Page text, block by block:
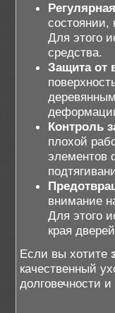
состоянии,
Для этого
средства.
Защита от
Контроль
плохой
элементов
внимание
Для этого
края
Если вы хотите
качественный
долговечности